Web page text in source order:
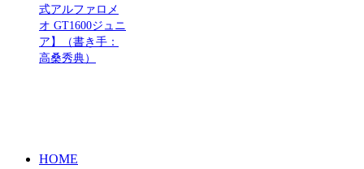
式アルファロメ
オ GT1600ジュニ
ア】（書き手：
高桑秀典）
HOME